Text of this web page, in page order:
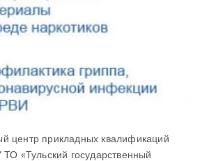
центр прикладных квалификаций
«Тульский государственный